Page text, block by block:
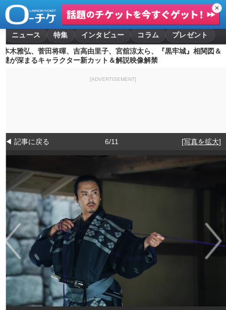
✕
ニュース 特集 インタビュー コラム
プレゼント
本木雅弘、菅田将暉、吉高由里子、宮舘涼太ら、『黒牢城』相関図＆
謎が深まるキャラクター新カット＆解説映像解禁
[ADVERTISEMENT]
◀ 記事に戻る 6/11 [写真を拡大]